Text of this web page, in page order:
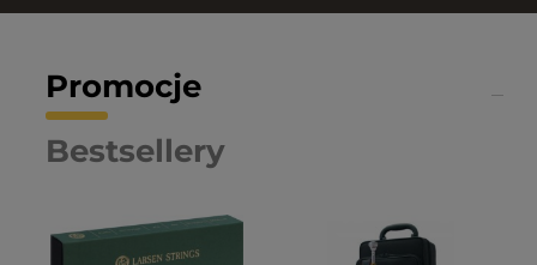
Promocje
Bestsellery